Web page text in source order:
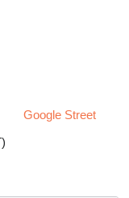
Google Street